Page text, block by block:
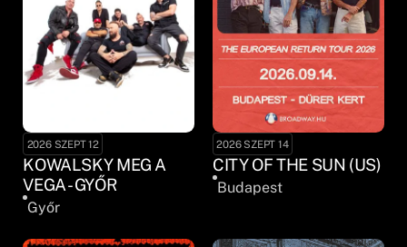
2026 SZEPT 12
KOWALSKY MEG A
VEGA - GYŐR
Győr
2026 SZEPT 14
CITY OF THE SUN (US)
Budapest